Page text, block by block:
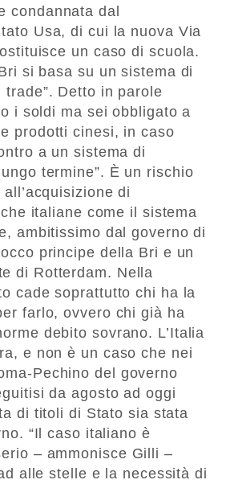
condannata dal
Usa, di cui la nuova Via
un caso di scuola.
si basa su un sistema di
Detto in parole
i soldi ma sei obbligato a
prodotti cinesi, in caso
a un sistema di
termine”. È un rischio
di
italiane come il sistema
ambitissimo dal governo di
principe della Bri e un
di Rotterdam. Nella
cade soprattutto chi ha la
farlo, ovvero chi già ha
debito sovrano. L’Italia
e non è un caso che nei
Pechino del governo
da agosto ad oggi
di titoli di Stato sia stata
“Il caso italiano è
­– ammonisce Gilli ­–
alle stelle e la necessità di